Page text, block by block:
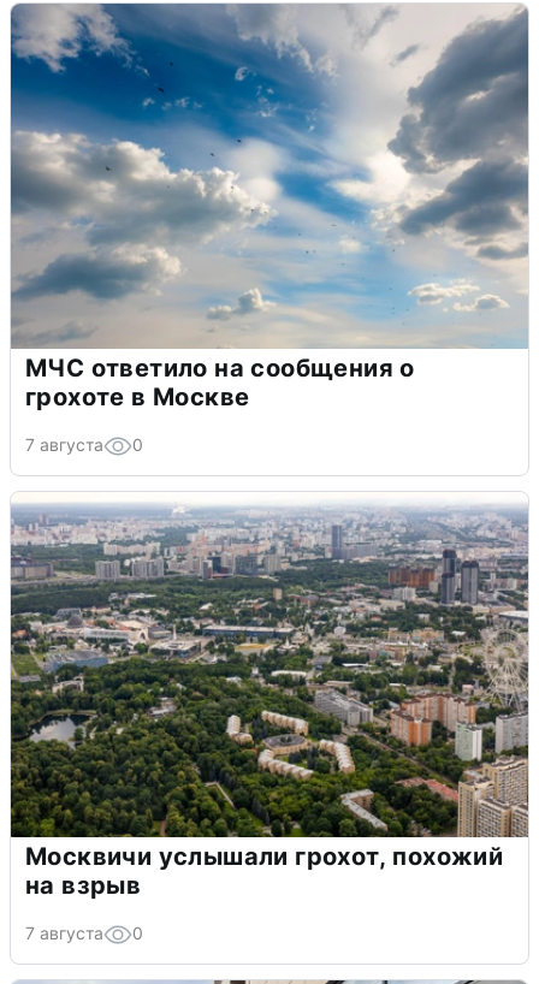
МЧС ответило на сообщения о
грохоте в Москве
7 августа 0
Москвичи услышали грохот, похожий
на взрыв
7 августа 0